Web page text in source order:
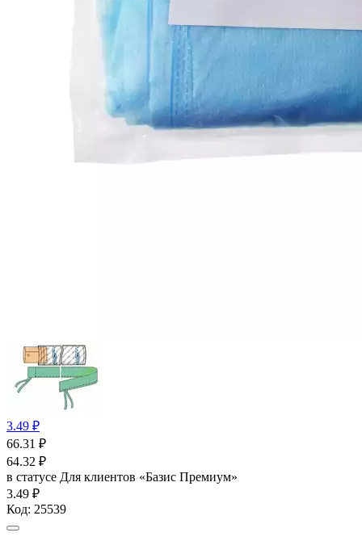
3.49 ₽
66.31 ₽
64.32 ₽
в статусе Для клиентов «Базис Премиум»
3.49 ₽
Код: 25539